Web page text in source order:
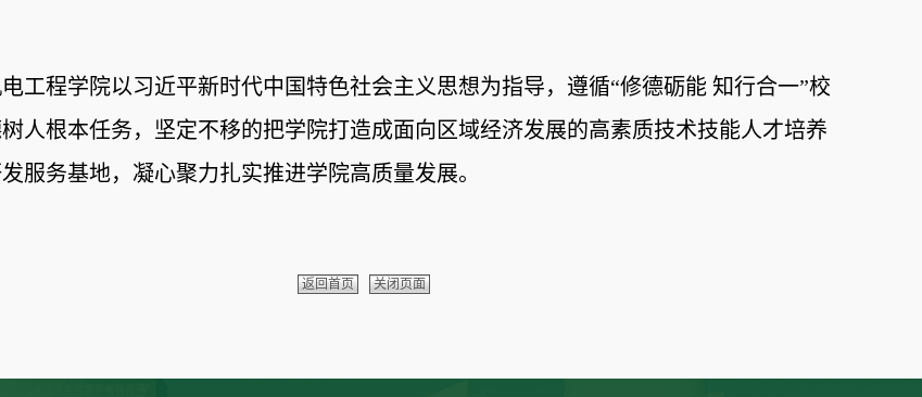
工程学院以习近平新时代中国特色社会主义思想为指导，遵循“修德砺能 知行合一”校
人根本任务， 坚定不移的把学院打造成面向区域经济发展的高素质技术技能人才培养
服务基地，凝心聚力扎实推进学院高质量发展。
返回首页 关闭页面